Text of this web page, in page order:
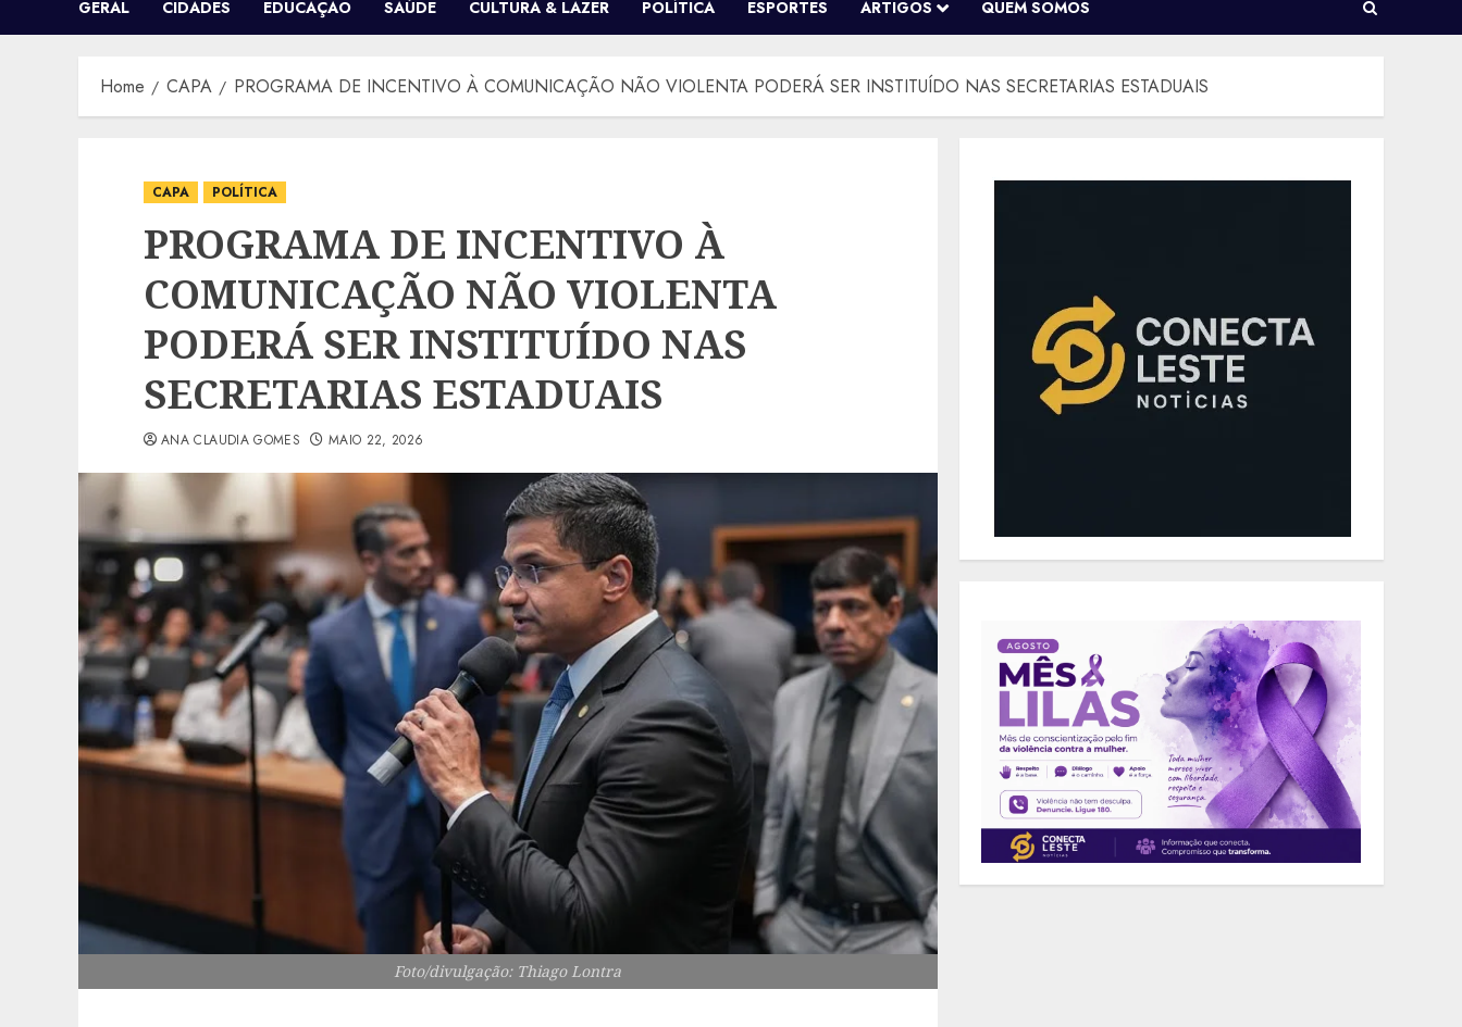
GERAL CIDADES EDUCAÇÃO SAÚDE CULTURA & LAZER POLÍTICA ESPORTES ARTIGOS QUEM SOMOS
Home CAPA PROGRAMA DE INCENTIVO À COMUNICAÇÃO NÃO VIOLENTA PODERÁ SER INSTITUÍDO NAS SECRETARIAS ESTADUAIS
CAPA POLÍTICA
PROGRAMA DE INCENTIVO À
COMUNICAÇÃO NÃO VIOLENTA
PODERÁ SER INSTITUÍDO NAS
SECRETARIAS ESTADUAIS
ANA CLAUDIA GOMES MAIO 22, 2026
Foto/divulgação: Thiago Lontra